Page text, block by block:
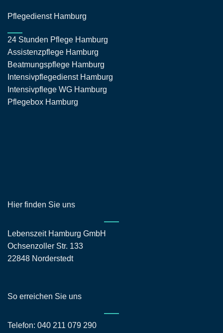
Pflegedienst Hamburg
24 Stunden Pflege Hamburg
Assistenzpflege Hamburg
Beatmungspflege Hamburg
Intensivpflegedienst Hamburg
Intensivpflege WG Hamburg
Pflegebox Hamburg
Hier finden Sie uns
Lebenszeit Hamburg GmbH
Ochsenzoller Str. 133
22848 Norderstedt
So erreichen Sie uns
Telefon: 040 211 079 290